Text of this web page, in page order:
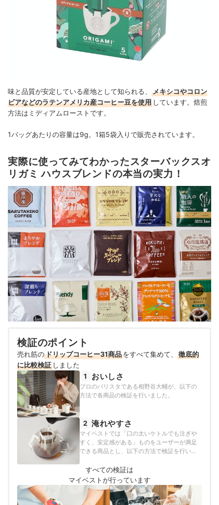
味と品質が安定している産地として知られる、
メキシコやコロン
ビアなどのラテンアメリカ産コーヒー豆を使用 しています。焙煎
方法はミディアムローストです。
1バッグあたりの容量は9g。1箱5袋入りで販売されています。
実際に使ってみてわかったスターバックスオ
リガミ ハウスブレンドの本当の実力！
検証のポイント
売れ筋のドリップコーヒー31商品をすべて集めて、
徹底的
に比較検証 しました
1
おいしさ
プロのバリスタである相野谷大輔が、以下の
方法で各商品の検証を行いました。
2 淹れやすさ
マイベストでは「口の太いケトルでも注ぎや
すく、安定感がある」ものをユーザーが満足
できる商品とし、以下の方法で検証を行いま
すべての検証は
マイベストが行っています